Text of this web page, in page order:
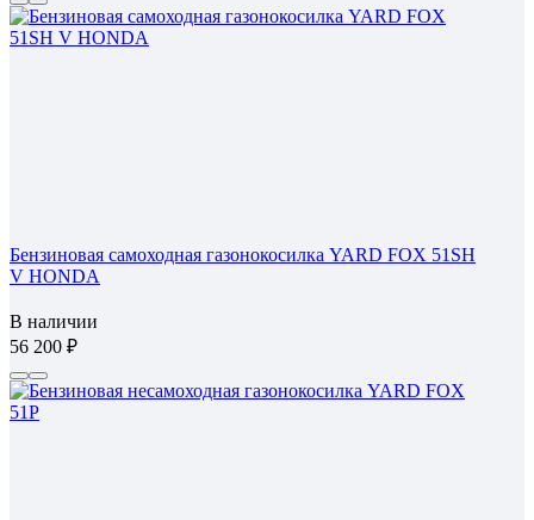
Бензиновая самоходная газонокосилка YARD FOX 51SH
V HONDA
В наличии
56 200